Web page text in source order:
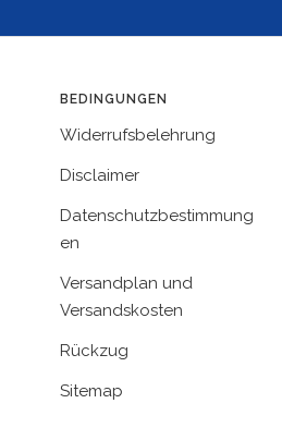
BEDINGUNGEN
Widerrufsbelehrung
Disclaimer
Datenschutzbestimmung
en
Versandplan und
Versandskosten
Rückzug
Sitemap